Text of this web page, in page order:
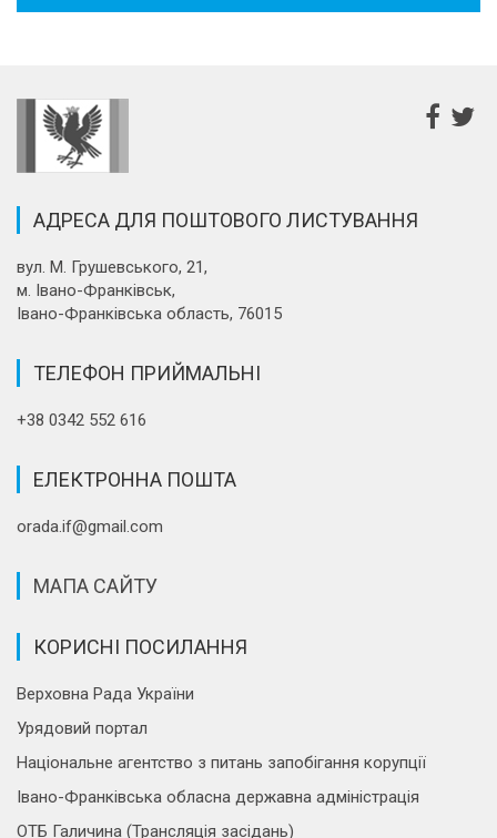
АДРЕСА ДЛЯ ПОШТОВОГО ЛИСТУВАННЯ
вул. М. Грушевського, 21,
м. Івано-Франківськ,
Івано-Франківська область, 76015
ТЕЛЕФОН ПРИЙМАЛЬНІ
+38 0342 552 616
ЕЛЕКТРОННА ПОШТА
orada.if@gmail.com
МАПА САЙТУ
КОРИСНІ ПОСИЛАННЯ
Верховна Рада України
Урядовий портал
Національне агентство з питань запобігання корупції
Івано-Франківська обласна державна адміністрація
ОТБ Галичина (Трансляція засідань)